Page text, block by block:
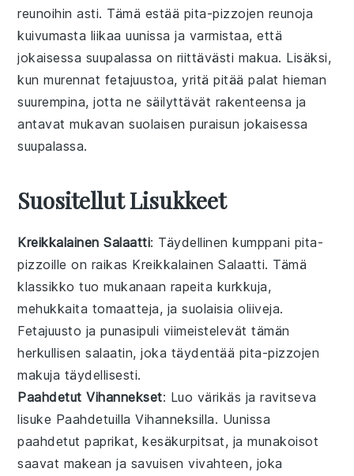
reunoihin asti. Tämä estää pita-pizzojen reunoja
kuivumasta liikaa uunissa ja varmistaa, että
jokaisessa suupalassa on riittävästi makua. Lisäksi,
kun murennat fetajuustoa, yritä pitää palat hieman
suurempina, jotta ne säilyttävät rakenteensa ja
antavat mukavan suolaisen puraisun jokaisessa
suupalassa.
Suositellut Lisukkeet
Kreikkalainen Salaatti: Täydellinenkumppani pita-
pizzoille on raikas Kreikkalainen Salaatti. Tämä
klassikko tuo mukanaan rapeita kurkkuja,
mehukkaita tomaatteja, jasuolaisia oliiveja.
Fetajuusto japunasipuli viimeistelevät tämän
herkullisen salaatin, joka täydentää pita-pizzojen
makuja täydellisesti.
Paahdetut Vihannekset: Luo värikäs jaravitseva
lisuke Paahdetuilla Vihanneksilla. Uunissa
paahdetutpaprikat,kesäkurpitsat, jamunakoisot
saavat makean ja savuisen vivahteen, joka